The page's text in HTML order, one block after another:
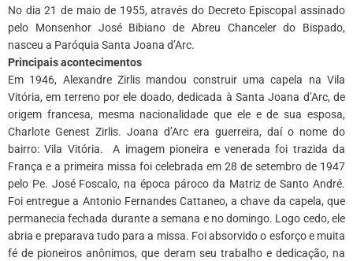
No dia 21 de maio de 1955, através do Decreto Episcopal assinado
pelo Monsenhor José Bibiano de Abreu Chanceler do Bispado,
nasceu a Paróquia Santa Joana d’Arc.
Principais acontecimentos
Em 1946, Alexandre Zirlis mandou construir uma capela na Vila
Vitória, em terreno por ele doado, dedicada à Santa Joana d’Arc, de
origem francesa, mesma nacionalidade que ele e de sua esposa,
Charlote Genest Zirlis. Joana d’Arc era guerreira, daí o nome do
bairro: Vila Vitória. A imagem pioneira e venerada foi trazida da
França e a primeira missa foi celebrada em 28 de setembro de 1947
pelo Pe. José Foscalo, na época pároco da Matriz de Santo André.
Foi entregue a Antonio Fernandes Cattaneo, a chave da capela, que
permanecia fechada durante a semana e no domingo. Logo cedo, ele
abria e preparava tudo para a missa. Foi absorvido o esforço e muita
fé de pioneiros anônimos, que deram seu trabalho e dedicação, na